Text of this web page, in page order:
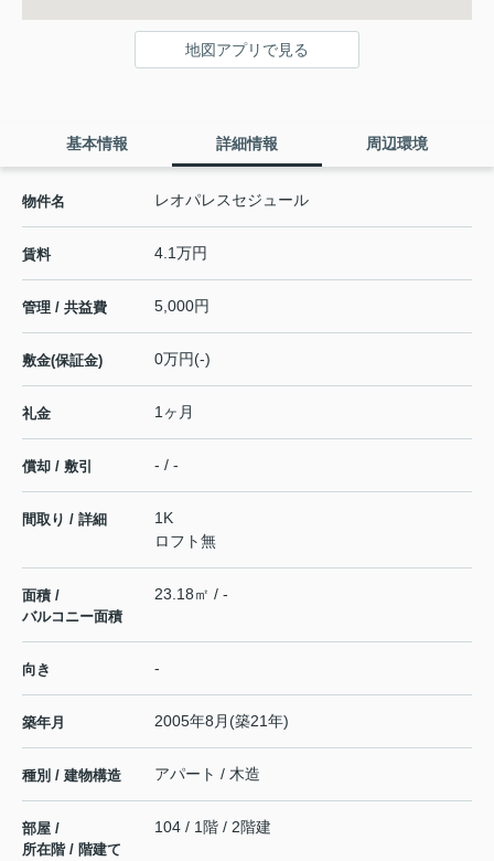
地図アプリで見る
基本情報 詳細情報 周辺環境
物件名 レオパレスセジュール
賃料 4.1万円
管理 / 共益費 5,000円
敷金(保証金) 0万円(-)
礼金 1ヶ月
償却 / 敷引 - / -
間取り / 詳細
1K
ロフト無
面積 /
バルコニー面積
23.18㎡ / -
向き -
築年月 2005年8月(築21年)
種別 / 建物構造 アパート / 木造
部屋 /
所在階 / 階建て
104 / 1階 / 2階建